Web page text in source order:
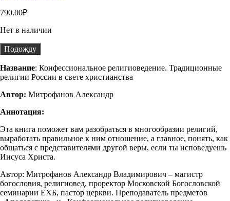
790.00₽
Нет в наличии
Подожду
Название: Конфессиональное религиоведение. Традиционные
религии России в свете христианства
Автор: Митрофанов Александр
Аннотация:
Эта книга поможет вам разобраться в многообразии религий,
выработать правильное к ним отношение, а главное, понять, как
общаться с предста­вителями другой веры, если ты исповеду­ешь
Иисуса Христа.
Автор: Митрофанов Александр Владимирович – магистр
богословия, религиовед, проректор Московской Богословской
семинарии ЕХБ, пастор церкви. Преподаватель предметов